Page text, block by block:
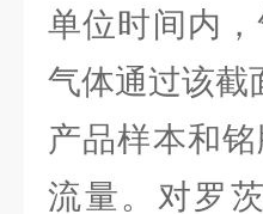
单位时间内
气体通过该截
产品样本和
流量。对罗